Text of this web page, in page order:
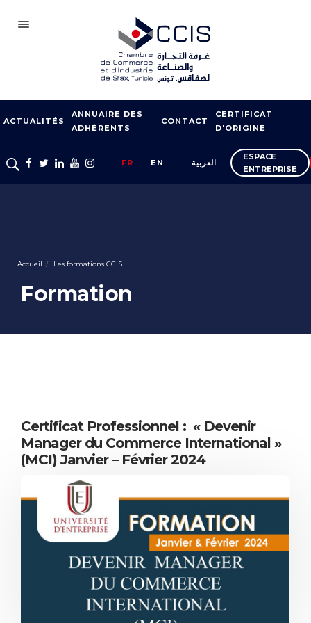
CCIS
FORMATION
SERVICES À
L’ENTREPRISE
ACTUALITÉS
ANNUAIRE DES
ADHÉRENTS
CONTACT
CERTIFICAT
D'ORIGINE
FR EN العربية
ESPACE
ENTREPRISE
Accueil Les formations CCIS
Formation
Certificat Professionnel : « Devenir
Manager du Commerce International »
(MCI) Janvier – Février 2024